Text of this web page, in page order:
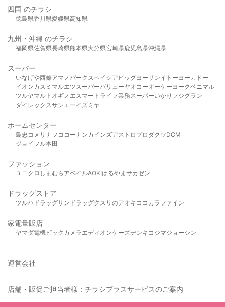
四国 のチラシ
徳島県香川県愛媛県高知県
九州・沖縄 のチラシ
福岡県佐賀県長崎県熊本県大分県宮崎県鹿児島県沖縄県
スーパー
いなげや西條アマノパークスベイシア ビッグヨーサンイトーヨーカドー
イオンカスミ マルエツスーパーバリューヤオコーオーケー ヨークベニマル
ツルヤマルト オギノ エスマート ライフ業務スーパーいかり フジグラン
ダイレックスサンエーイズミヤ
ホームセンター
島忠 コメリ ナフコ コーナンカインズアストロプロダクツDCM
ジョイフル本田
ファッション
ユニクロ しまむら アベイルAOKIはるやま サカゼン
ドラッグストア
ツルハドラッグサンドラッグクスリのアオキ ココカラファイン
家電量販店
ヤマダ電機ビックカメラ エディオンケーズデンキ コジマジョーシン
運営会社
店舗・販促ご担当者様：チラシプラスサービスのご案内